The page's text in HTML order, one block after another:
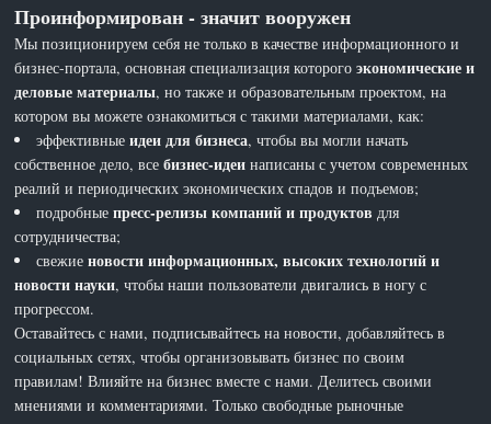
Проинформирован - значит вооружен
Мы позиционируем себя не только в качестве информационного и
бизнес-портала, основная специализация которогоэкономические и
деловые материалы, но также и образовательным проектом, на
котором вы можете ознакомиться с такими материалами, как:
эффективныеидеи для бизнеса, чтобы вы могли начать
собственное дело, всебизнес-идеи написаны с учетом современных
реалий и периодических экономических спадов и подъемов;
подробныепресс-релизы компаний и продуктов для
сотрудничества;
свежиеновости информационных, высоких технологий и
новости науки, чтобы наши пользователи двигались в ногу с
прогрессом.
Оставайтесь с нами, подписывайтесь на новости, добавляйтесь в
социальных сетях, чтобы организовывать бизнес по своим
правилам! Влияйте на бизнес вместе с нами. Делитесь своими
мнениями и комментариями. Только свободные рыночные